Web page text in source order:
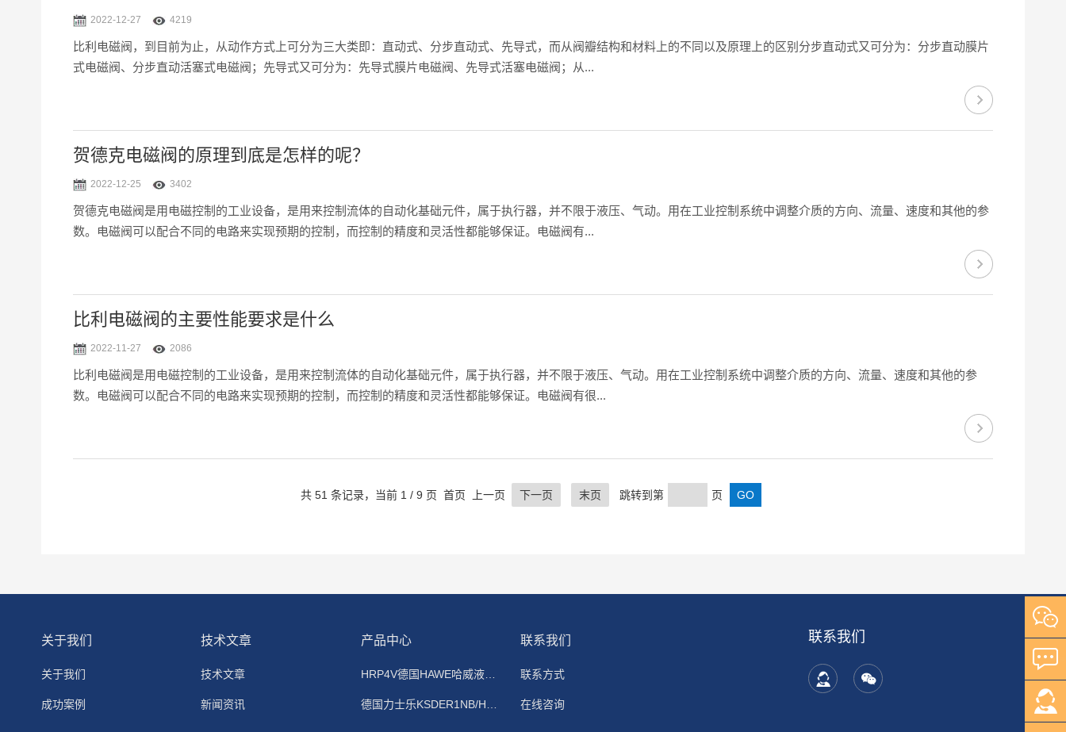
2022-12-27 4219
比利电磁阀，到目前为止，从动作方式上可分为三大类即：直动式、分步直动式、先导式，而从阀瓣结构和材料上的不同以及原理上的区别分步直动式又可分为：分步直动膜片
式电磁阀、分步直动活塞式电磁阀；先导式又可分为：先导式膜片电磁阀、先导式活塞电磁阀；从...
贺德克电磁阀的原理到底是怎样的呢？
2022-12-25 3402
贺德克电磁阀是用电磁控制的工业设备，是用来控制流体的自动化基础元件，属于执行器，并不限于液压、气动。用在工业控制系统中调整介质的方向、流量、速度和其他的参
数。电磁阀可以配合不同的电路来实现预期的控制，而控制的精度和灵活性都能够保证。电磁阀有...
比利电磁阀的主要性能要求是什么
2022-11-27 2086
比利电磁阀是用电磁控制的工业设备，是用来控制流体的自动化基础元件，属于执行器，并不限于液压、气动。用在工业控制系统中调整介质的方向、流量、速度和其他的参
数。电磁阀可以配合不同的电路来实现预期的控制，而控制的精度和灵活性都能够保证。电磁阀有很...
共 51 条记录，当前 1 / 9 页 首页 上一页 下一页 末页 跳转到第 页
关于我们
关于我们
成功案例
技术文章
技术文章
新闻资讯
产品中心
HRP4V德国HAWE哈威液控单向阀HRP4库房现货-代理
联系我们
联系方式
在线咨询
联系我们